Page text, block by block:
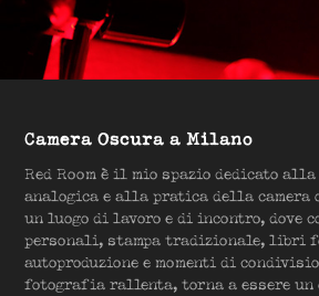
Camera Oscura a Milano
Red Room è il mio spazio dedicato
analogica e alla pratica della camera
un luogo di lavoro e di incontro, dove
personali, stampa tradizionale, libri
autoproduzione e momenti di
fotografia rallenta, torna a essere un